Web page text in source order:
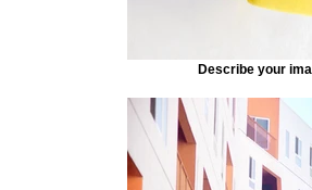
Describe your